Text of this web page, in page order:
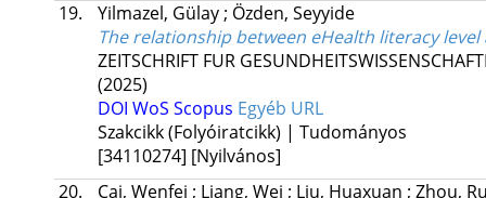
19.
Yilmazel, Gülay ; Özden, Seyyide
The relationship between eHealth literacy
ZEITSCHRIFT FUR
(2025)
DOI WoS Scopus Egyéb URL
Szakcikk (Folyóiratcikk) | Tudományos
[34110274] [Nyilvános]
20.
Cai, Wenfei ; Liang, Wei ; Liu, Huaxuan ; Zhou,